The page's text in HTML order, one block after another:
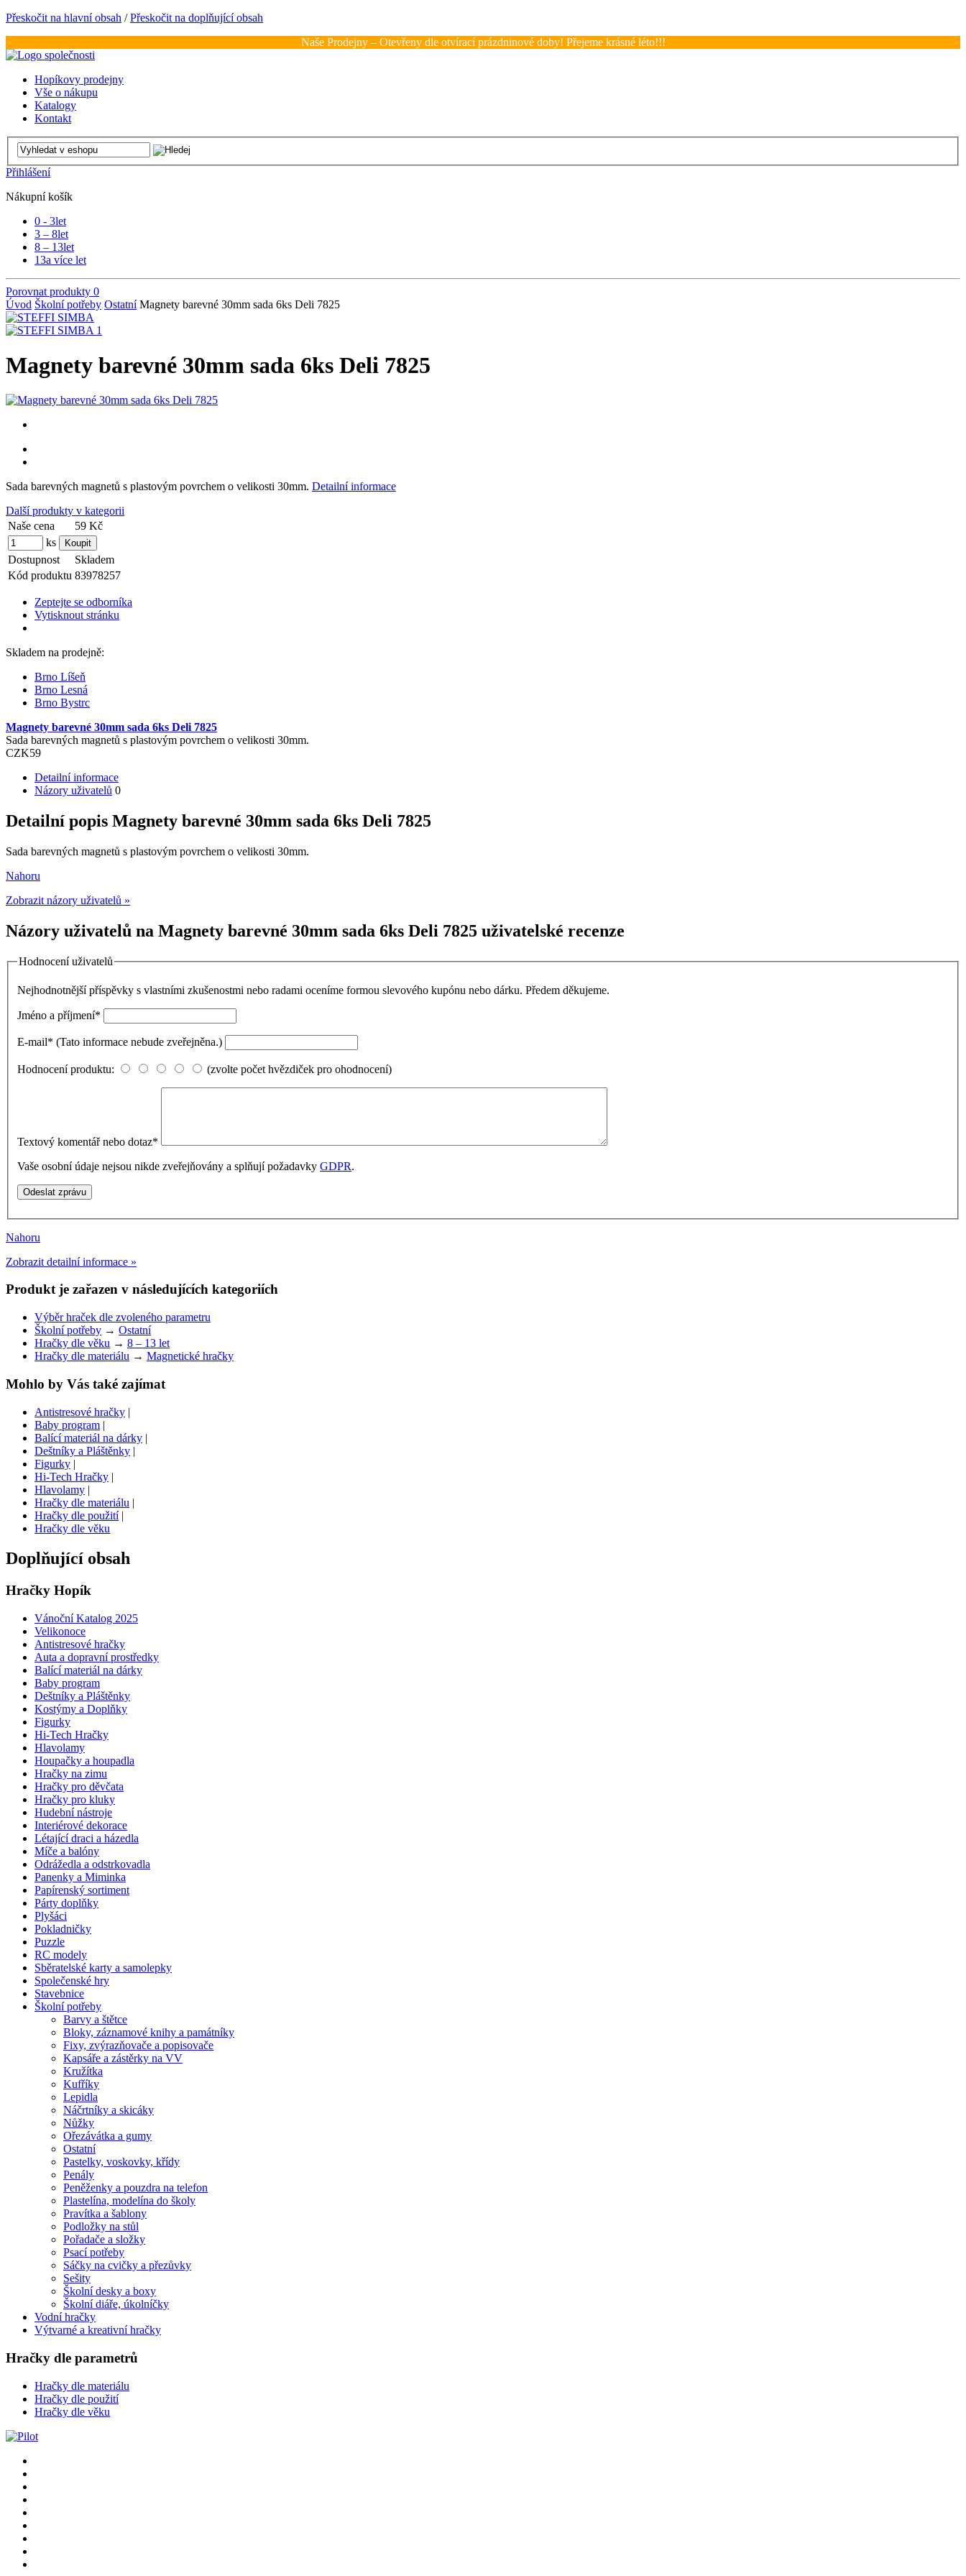
Přeskočit na hlavní obsah /Přeskočit na doplňující obsah
Naše Prodejny – Otevřeny dle otvírací prázdninové doby! Přejeme krásné léto!!!
Hopíkovy prodejny
Vše o nákupu
Katalogy
Kontakt
Přihlášení
Nákupní košík
0 - 3let
3 – 8let
8 – 13let
13a více let
Porovnat produkty 0
Úvod Školní potřeby Ostatní Magnety barevné 30mm sada 6ks Deli 7825
Magnety barevné 30mm sada 6ks Deli 7825
Sada barevných magnetů s plastovým povrchem o velikosti 30mm. Detailní informace
Další produkty v kategorii
Naše cena
59 Kč
ks
Dostupnost
Skladem
Kód produktu 83978257
Zeptejte se odborníka
Vytisknout stránku
Skladem na prodejně:
Brno Líšeň
Brno Lesná
Brno Bystrc
Magnety barevné 30mm sada 6ks Deli 7825
Sada barevných magnetů s plastovým povrchem o velikosti 30mm.
CZK59
Detailní informace
Názory uživatelů 0
Detailní popis Magnety barevné 30mm sada 6ks Deli 7825
Sada barevných magnetů s plastovým povrchem o velikosti 30mm.
Nahoru
Zobrazit názory uživatelů »
Názory uživatelů na Magnety barevné 30mm sada 6ks Deli 7825 uživatelské recenze
Hodnocení uživatelů
Nejhodnotnější příspěvky s vlastními zkušenostmi nebo radami oceníme formou slevového kupónu nebo dárku. Předem děkujeme.
Jméno a příjmení*
E-mail* (Tato informace nebude zveřejněna.)
Hodnocení produktu: (zvolte počet hvězdiček pro ohodnocení)
Textový komentář nebo dotaz*
Vaše osobní údaje nejsou nikde zveřejňovány a splňují požadavky GDPR.
Nahoru
Zobrazit detailní informace »
Produkt je zařazen v následujících kategoriích
Výběr hraček dle zvoleného parametru
Školní potřeby → Ostatní
Hračky dle věku → 8 – 13 let
Hračky dle materiálu → Magnetické hračky
Mohlo by Vás také zajímat
Antistresové hračky |
Baby program |
Balící materiál na dárky |
Deštníky a Pláštěnky |
Figurky |
Hi-Tech Hračky |
Hlavolamy |
Hračky dle materiálu |
Hračky dle použití|
Hračky dle věku
Doplňující obsah
Hračky Hopík
Vánoční Katalog 2025
Velikonoce
Antistresové hračky
Auta a dopravní prostředky
Balící materiál na dárky
Baby program
Deštníky a Pláštěnky
Kostýmy a Doplňky
Figurky
Hi-Tech Hračky
Hlavolamy
Houpačky a houpadla
Hračky na zimu
Hračky pro děvčata
Hračky pro kluky
Hudební nástroje
Interiérové dekorace
Létající draci a házedla
Míče a balóny
Odrážedla a odstrkovadla
Panenky a Miminka
Papírenský sortiment
Párty doplňky
Plyšáci
Pokladničky
Puzzle
RC modely
Sběratelské karty a samolepky
Společenské hry
Stavebnice
Školní potřeby
Barvy a štětce
Bloky, záznamové knihy a památníky
Fixy, zvýrazňovače a popisovače
Kapsáře a zástěrky na VV
Kružítka
Kufříky
Lepidla
Náčrtníky a skicáky
Nůžky
Ořezávátka a gumy
Ostatní
Pastelky, voskovky, křídy
Penály
Peněženky a pouzdra na telefon
Plastelína, modelína do školy
Pravítka a šablony
Podložky na stůl
Pořadače a složky
Psací potřeby
Sáčky na cvičky a přezůvky
Sešity
Školní desky a boxy
Školní diáře, úkolníčky
Vodní hračky
Výtvarné a kreativní hračky
Hračky dle parametrů
Hračky dle materiálu
Hračky dle použití
Hračky dle věku